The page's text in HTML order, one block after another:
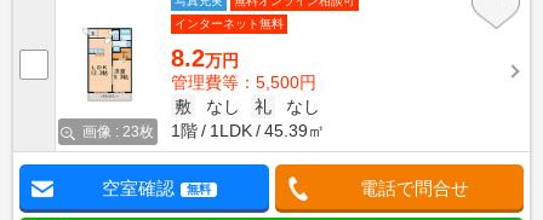
画像 : 23枚
インターネット無料
8.2万円
管理費等：5,500円
敷
なし 礼
なし
1階
1LDK 45.39㎡
空室確認 無料 電話で問合せ